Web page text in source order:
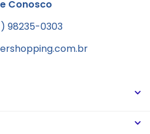
Conosco
98235-0303